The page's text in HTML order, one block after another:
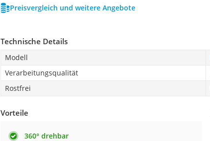
Preisvergleich und weitere Angebote
Technische Details
Modell
Verarbeitungsqualität
Rostfrei
Vorteile
360° drehbar